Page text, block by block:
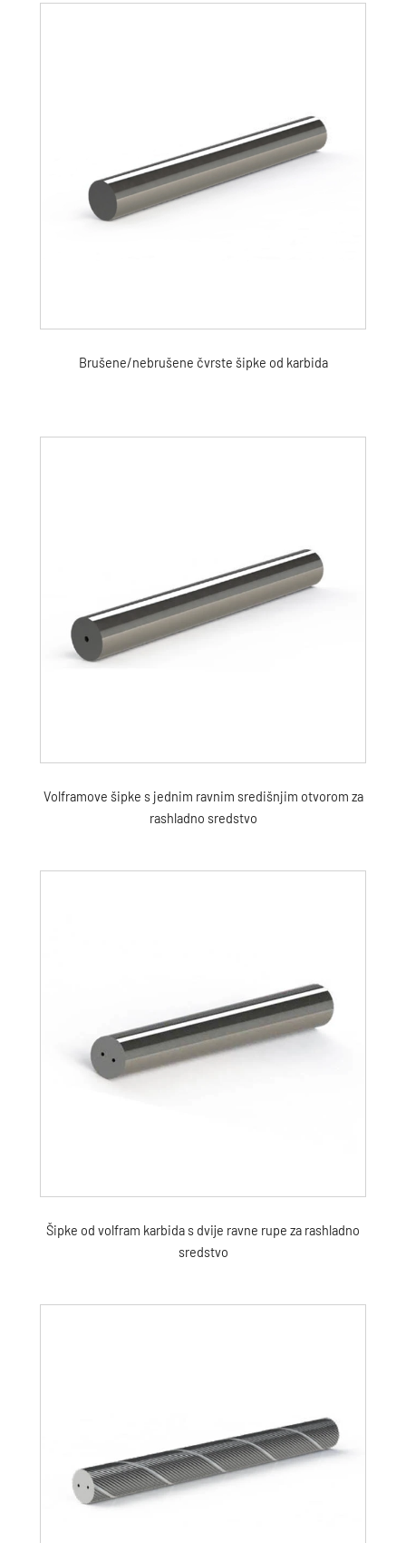
Brušene/nebrušene čvrste šipke od karbida
Volframove šipke s jednim ravnim središnjim otvorom za
rashladno sredstvo
Šipke od volfram karbida s dvije ravne rupe za rashladno
sredstvo